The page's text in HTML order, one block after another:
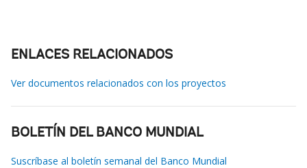
ENLACES RELACIONADOS
Ver documentos relacionados con los proyectos
BOLETÍN DEL BANCO MUNDIAL
Suscríbase al boletín semanal del Banco Mundial